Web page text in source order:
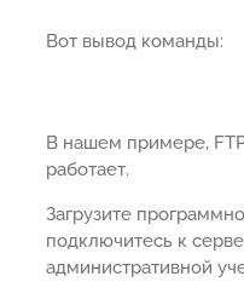
Вот вывод команды:
В нашем примере,
работает.
Загрузите
подключитесь к
административной